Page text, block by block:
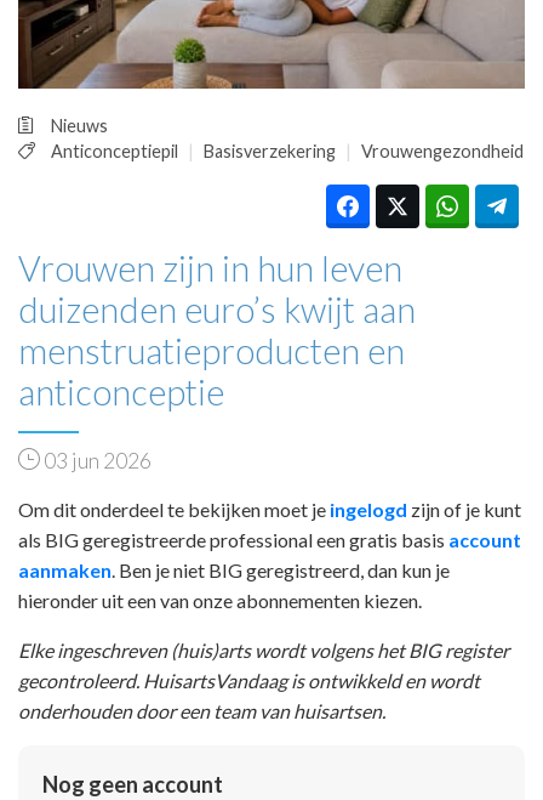
PRAKTIJKZAKEN
TARIEVEN
MEDISCHE VAKHANDEL
Nieuws
Anticonceptiepil
Basisverzekering Vrouwengezondheid
Vrouwen zijn in hun leven
duizenden euro’s kwijt aan
menstruatieproducten en
anticonceptie
03 jun 2026
Om dit onderdeel te bekijken moet je ingelogd zijn of je kunt
als BIG geregistreerde professional een gratis basis account
aanmaken. Ben je niet BIG geregistreerd, dan kun je
hieronder uit een van onze abonnementen kiezen.
Elke ingeschreven (huis)arts wordt volgens het BIG register
gecontroleerd. HuisartsVandaag is ontwikkeld en wordt
onderhouden door een team van huisartsen.
Nog geen account